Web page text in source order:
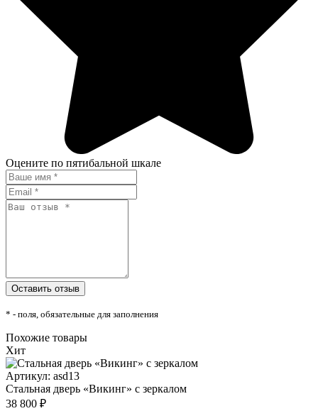
Оцените по пятибальной шкале
* - поля, обязательные для заполнения
Похожие товары
Хит
Артикул: asd13
Стальная дверь «Викинг» с зеркалом
38 800 ₽